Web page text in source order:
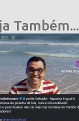
Também...